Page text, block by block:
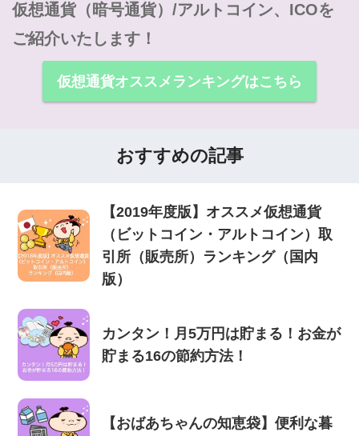
仮想通貨（暗号通貨）/アルトコイン、ICOを
ご紹介いたします！
仮想通貨オススメランキングはこちら
おすすめの記事
【2019年度版】オススメ仮想通貨
（ビットコイン・アルトコイン）取
引所（販売所）ランキング（国内
版）
カンタン！月5万円は貯まる！お金が
貯まる16の節約方法！
【おばあちゃんの知恵袋】便利な暮